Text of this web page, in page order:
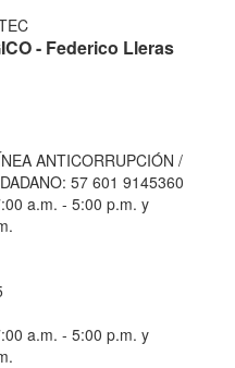
- Federico Lleras
ANTICORRUPCIÓN /
57 601 9145360
a.m. - 5:00 p.m. y
a.m. - 5:00 p.m. y